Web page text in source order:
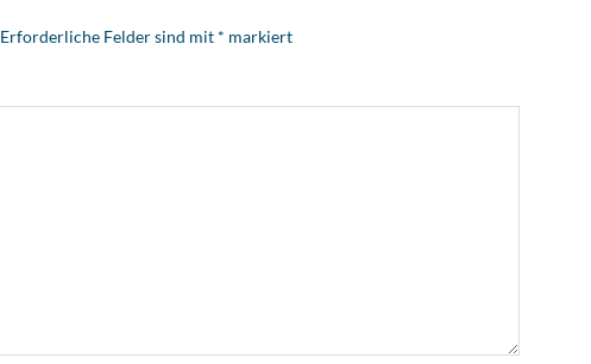
Erforderliche Felder sind mit * markiert